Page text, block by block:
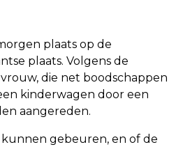
plaats op de
plaats. Volgens de
die net boodschappen
kinderwagen door een
aangereden.
gebeuren, en of de